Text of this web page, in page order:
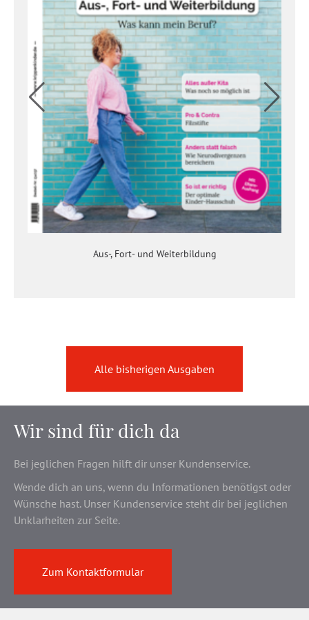
Aus-, Fort- und Weiterbildung
Alle bisherigen Ausgaben
Wir sind für dich da
Bei jeglichen Fragen hilft dir unser Kundenservice.
Wende dich an uns, wenn du Informationen benötigst oder
Wünsche hast. Unser Kundenservice steht dir bei jeglichen
Unklarheiten zur Seite.
Zum Kontaktformular